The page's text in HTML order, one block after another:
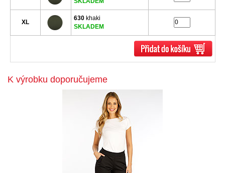
XL
630 khaki
SKLADEM
K výrobku doporučujeme